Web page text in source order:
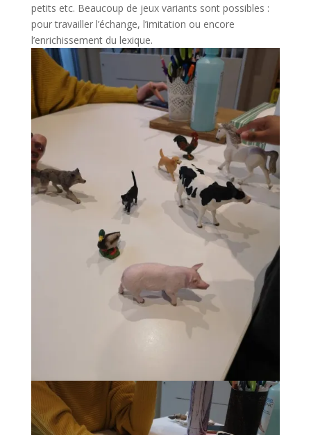
petits etc. Beaucoup de jeux variants sont possibles :
pour travailler l’échange, l’imitation ou encore
l’enrichissement du lexique.